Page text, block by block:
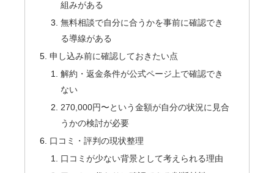
組みがある
無料相談で自分に合うかを事前に確認でき
る導線がある
申し込み前に確認しておきたい点
解約・返金条件が公式ページ上で確認でき
ない
270,000円〜という金額が自分の状況に見合
うかの検討が必要
口コミ・評判の現状整理
口コミが少ない背景として考えられる理由